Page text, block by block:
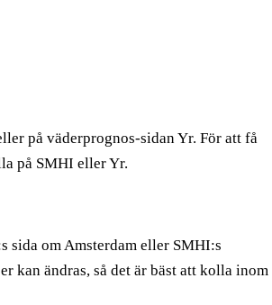
på väderprognos-sidan Yr. För att få
på SMHI eller Yr.
sida om Amsterdam eller SMHI:s
kan ändras, så det är bäst att kolla inom